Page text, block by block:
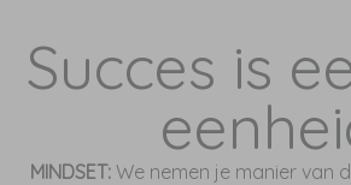
Succes is
MINDSET: We nemen je manier van